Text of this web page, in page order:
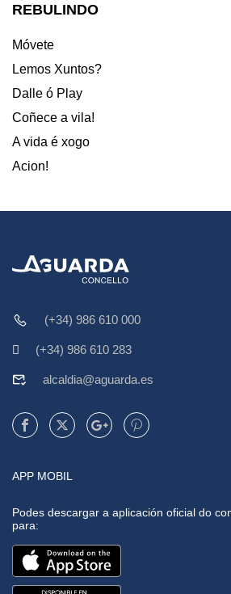
REBULINDO
Móvete
Lemos Xuntos?
Dalle ó Play
Coñece a vila!
A vida é xogo
Acion!
(+34) 986 610 000
(+34) 986 610 283
alcaldia@aguarda.es
APP MOBIL
Podes descargar a aplicación oficial do
para: